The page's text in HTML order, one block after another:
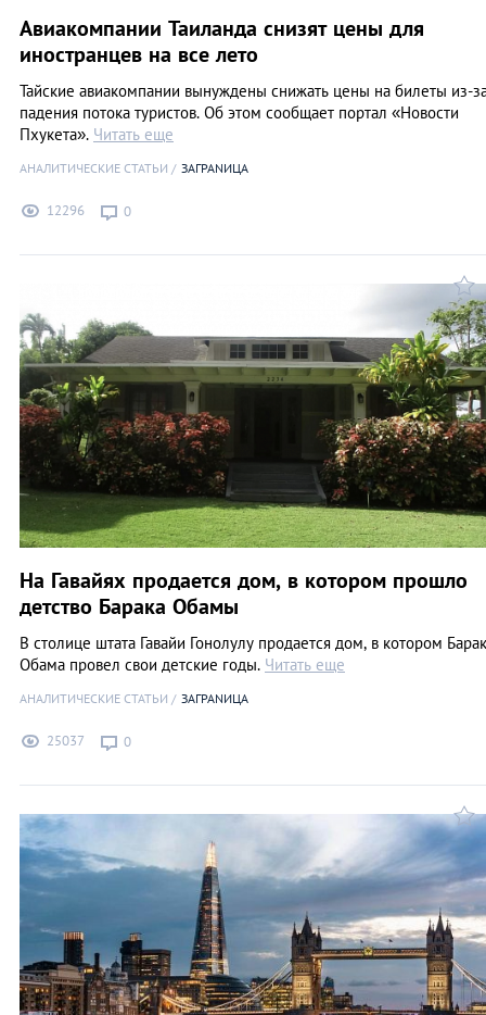
Авиакомпании Таиланда снизят цены для
иностранцев на все лето
Тайские авиакомпании вынуждены снижать цены на билеты из-
падения потока туристов. Об этом сообщает портал «Новости
Пхукета». Читать еще
АНАЛИТИЧЕСКИЕ СТАТЬИ ЗАГРАNИЦА
12296 0
На Гавайях продается дом, в котором прошло
детство Барака Обамы
В столице штата Гавайи Гонолулу продается дом, в котором Барак
Обама провел свои детские годы. Читать еще
АНАЛИТИЧЕСКИЕ СТАТЬИ ЗАГРАNИЦА
25037 0